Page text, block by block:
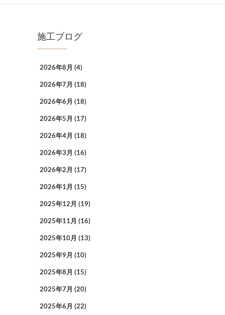
施工ブログ
2026年8月 (4)
2026年7月 (18)
2026年6月 (18)
2026年5月 (17)
2026年4月 (18)
2026年3月 (16)
2026年2月 (17)
2026年1月 (15)
2025年12月 (19)
2025年11月 (16)
2025年10月 (13)
2025年9月 (10)
2025年8月 (15)
2025年7月 (20)
2025年6月 (22)